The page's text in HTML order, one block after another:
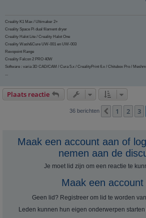
Creality K1 Max / Ultimaker 2+
Creality Space Pi dual filament dryer
Creality Halot Lite / Creality Halot One
Creality Wash&Cure UW-001 en UW-003
Revopoint Range
Creality Falcon 2 PRO 40W
Software : varia 3D CAD/CAM / Cura 5.x / CrealityPrint 6.x / Chitubox Pro /
...
Plaats reactie
36 berichten Vorige
1 2 3
Maak een account aan of
nemen aan de
Je moet lid zijn om een ​​reactie te
Maak een account
Geen lid? Registreer om lid te worden
Leden kunnen hun eigen onderwerpen